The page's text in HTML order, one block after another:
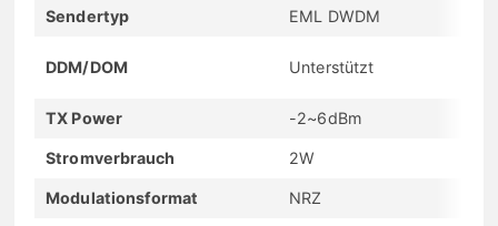
Sendertyp EML DWDM
DDM/DOM Unterstützt
TX Power -2~6dBm
Stromverbrauch 2W
Modulationsformat NRZ